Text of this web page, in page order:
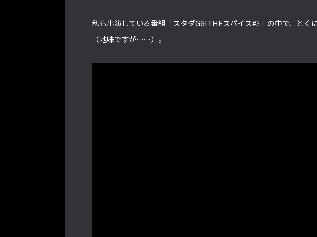
私も出演している番組「スタダGG!THEスパイス#3」の中で、とく
（地味ですが……）。